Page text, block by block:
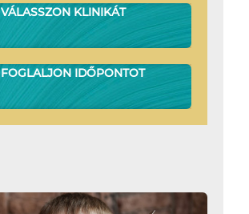
VÁLASSZON KLINIKÁT
FOGLALJON IDŐPONTOT